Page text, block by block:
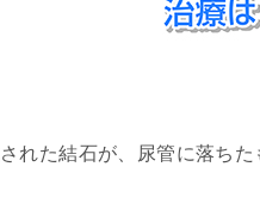
れた結石が、尿管に落ちた